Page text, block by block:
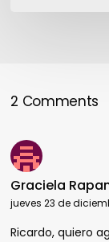
2 Comments
Graciela
jueves 23 de
Ricardo, quiero